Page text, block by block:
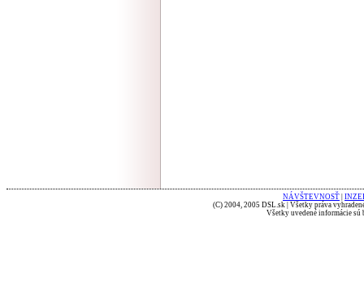
NÁVŠTEVNOSŤ
(C) 2004, 2005 DSL.sk | Všetky práva
Všetky uvedené informácie sú